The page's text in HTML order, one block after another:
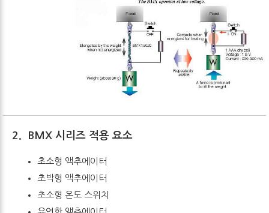
2. BMX 시리즈 적용 요소
초소형 액추에이터
초박형 액추에이터
초소형 온도 스위치